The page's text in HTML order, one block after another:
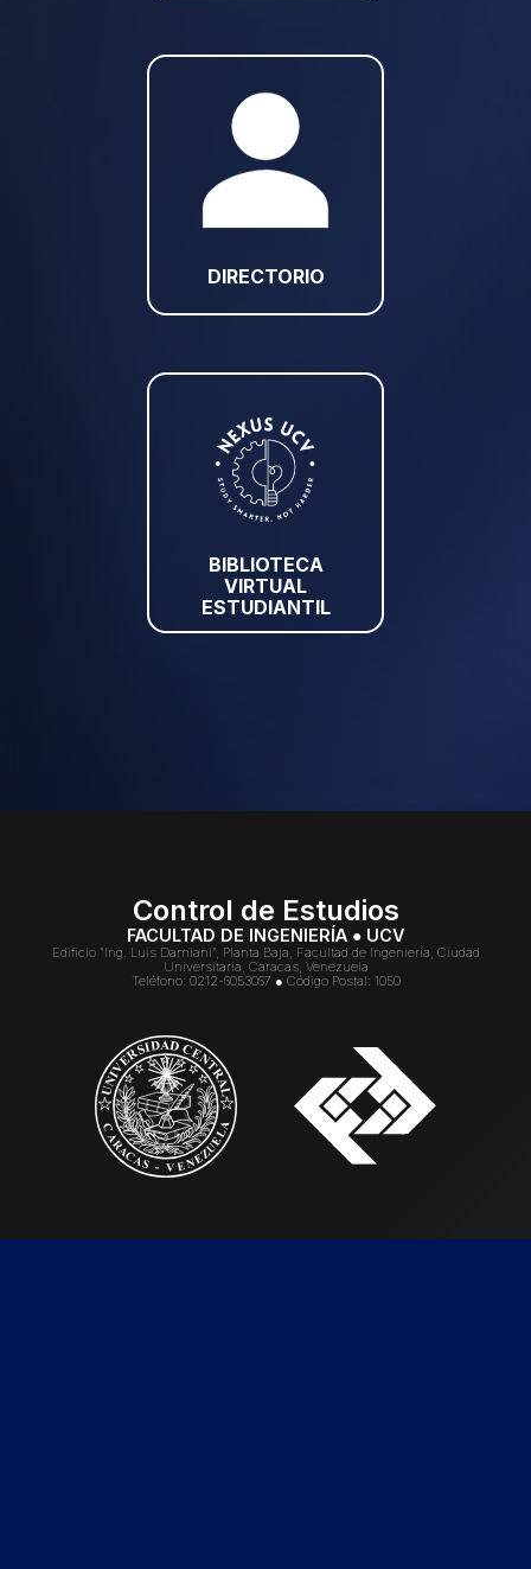
DIRECTORIO
BIBLIOTECA
VIRTUAL
ESTUDIANTIL
Control de Estudios
FACULTAD DE INGENIERÍA ● UCV
Edificio "Ing. Luis Damiani", Planta Baja, Facultad de Ingeniería, Ciudad
Universitaria, Caracas, Venezuela
Teléfono: 0212-6053067 ● Código Postal: 1050